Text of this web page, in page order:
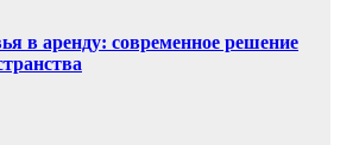
в аренду: современное решение